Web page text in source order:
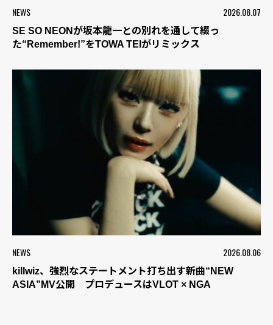
NEWS 2026.08.07
SE SO NEONが坂本龍一との別れを通して綴っ
た“Remember!”をTOWA TEIがリミックス
NEWS 2026.08.06
killwiz、強烈なステートメント打ち出す新曲“NEW
ASIA”MV公開 プロデュースはVLOT × NGA